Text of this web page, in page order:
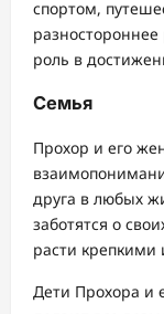
спортом,
роль в
Семья
Прохор и его
друга в любых
заботятся о
расти
Дети Прохора и